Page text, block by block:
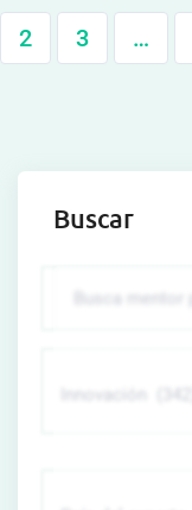
2 3 …
Buscar